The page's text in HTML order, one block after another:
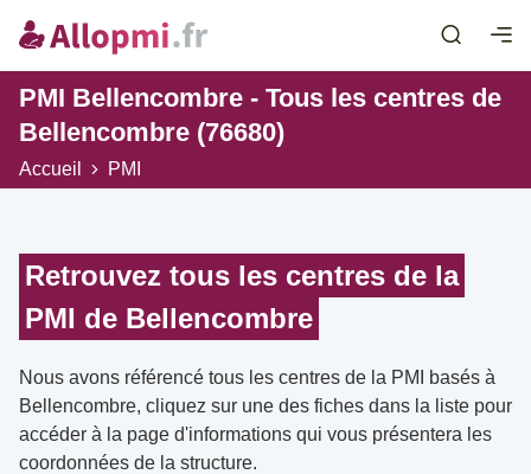
PMI Bellencombre - Tous les centres de
Bellencombre (76680)
Accueil PMI
Retrouvez tous les centres de la
PMI de Bellencombre
Nous avons référencé tous les centres de la PMI basés à
Bellencombre, cliquez sur une des fiches dans la liste pour
accéder à la page d'informations qui vous présentera les
coordonnées de la structure.